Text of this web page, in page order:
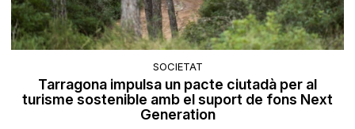
SOCIETAT
Tarragona impulsa un pacte ciutadà per al
turisme sostenible amb el suport de fons Next
Generation